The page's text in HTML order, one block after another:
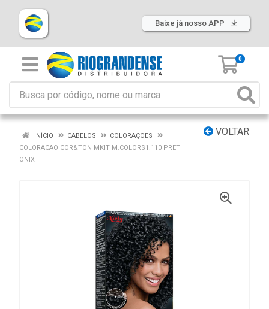
Baixe já nosso APP
0
VOLTAR
INÍCIO CABELOS
COLORAÇÕES
COLORACAO COR&TON MKIT M.COLORS1.110 PRET
ONIX